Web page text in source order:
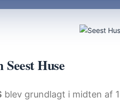
Huse
blev grundlagt i midten af